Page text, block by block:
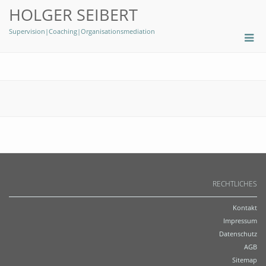
HOLGER SEIBERT
Supervision|Coaching|Organisationsmediation
RECHTLICHES
Kontakt
Impressum
Datenschutz
AGB
Sitemap